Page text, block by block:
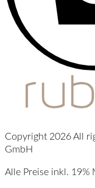
Copyright 2026 All
GmbH
Alle Preise inkl. 19%